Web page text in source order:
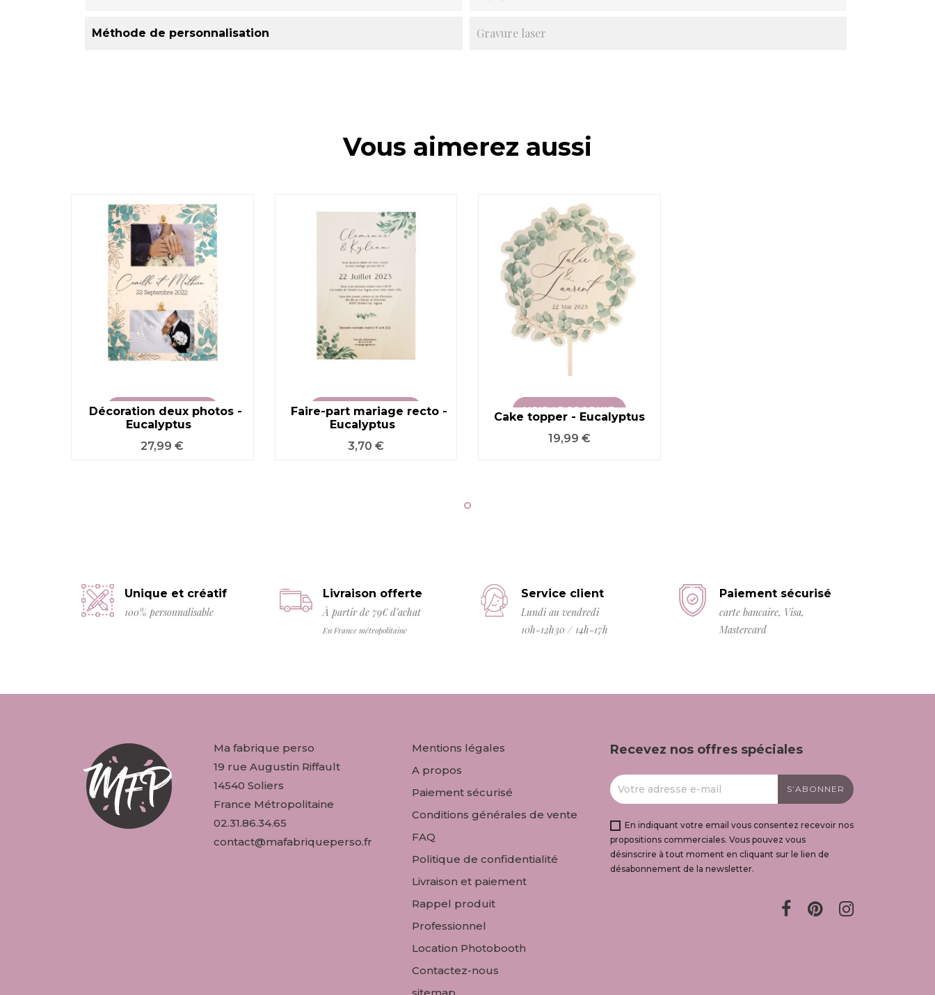
Méthode de personnalisation Gravure laser
Vous aimerez aussi
Décoration deux photos -
Eucalyptus
Prix
27,99 €
VOIR LE PRODUIT
Faire-part mariage recto -
Eucalyptus
Prix
3,70 €
VOIR LE PRODUIT
Cake topper - Eucalyptus
Prix
19,99 €
VOIR LE PRODUIT
Unique et créatif
100% personnalisable
Livraison offerte
À partir de 79€ d’achat
En France métropolitaine
Service client
Lundi au vendredi
10h-12h30 / 14h-17h
Paiement sécurisé
carte bancaire, Visa,
Mastercard
Ma fabrique perso
19 rue Augustin Riffault
14540 Soliers
France Métropolitaine
02.31.86.34.65
contact@mafabriqueperso.fr
Mentions légales
A propos
Paiement sécurisé
Conditions générales de vente
FAQ
Politique de confidentialité
Livraison et paiement
Rappel produit
Professionnel
Location Photobooth
Contactez-nous
sitemap
Recevez nos offres spéciales
En indiquant votre email vous consentez recevoir nos
propositions commerciales. Vous pouvez vous
désinscrire à tout moment en cliquant sur le lien de
désabonnement de la newsletter.